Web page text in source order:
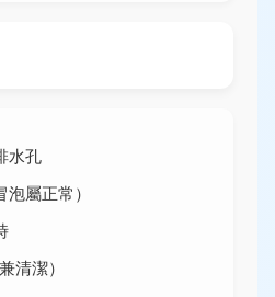
水孔
屬正常）
清潔）